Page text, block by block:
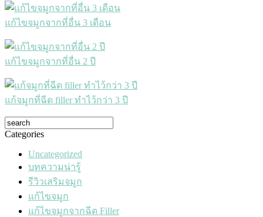
แก้ไขจมูกจากที่อื่น 3 เดือน
แก้ไขจมูกจากที่อื่น 2 ปี
แก้จมูกที่ฉีด filler ทำไว้กว่า 3 ปี
Categories
Uncategorized
บทความน่ารู้
รีวิวเสริมจมูก
แก้ไขจมูก
แก้ไขจมูกจากฉีด Filler